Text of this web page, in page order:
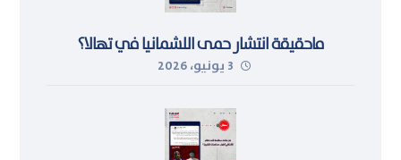
ماحقيقة انتشار حمى اللشمانيا في تهالا؟
3 يونيو، 2026